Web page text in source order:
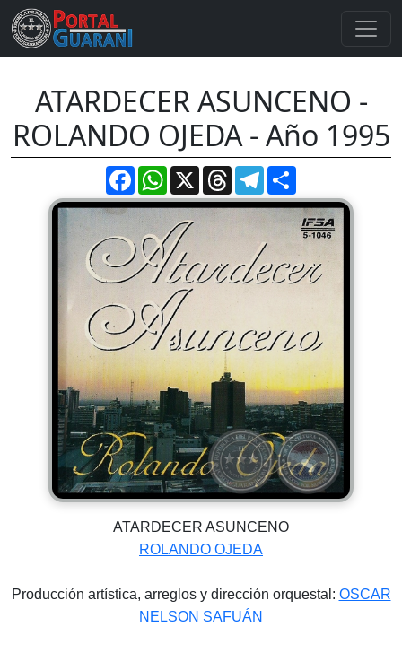
ATARDECER ASUNCENO -
ROLANDO OJEDA - Año 1995
FacebookWhatsApp
X ThreadsTelegram
ATARDECER ASUNCENO
ROLANDO OJEDA
Producción artística, arreglos y dirección orquestal: OSCAR
NELSON SAFUÁN